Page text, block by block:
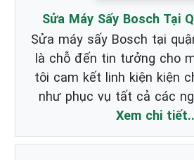
Sửa Máy Sấy Bosch Tại
Sửa máy sấy Bosch tại
là chỗ đến tin tưởng cho
tôi cam kết linh kiện kiện
như phục vụ tất cả các
Xem chi